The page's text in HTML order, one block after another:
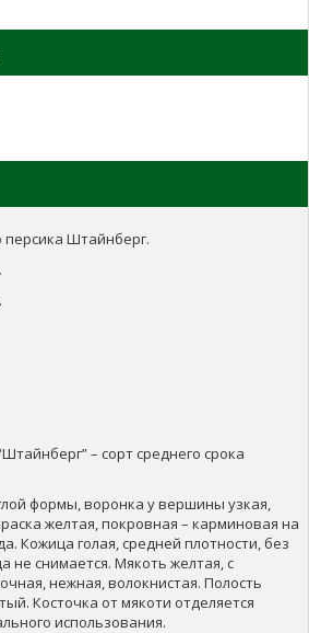
Штайнберг.
– сорт среднего срока
формы, воронка у вершины узкая,
желтая, покровная – карминовая на
Кожица голая, средней плотности, без
не снимается. Мякоть желтая, с
нежная, волокнистая. Полость
Косточка от мякоти отделяется
использования.